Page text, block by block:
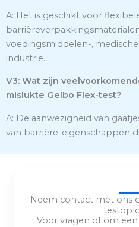
A: Het is geschikt voor
voedingsmiddelen-,
industrie.
V3: Wat zijn
mislukte Gelbo Flex-test?
A: De aanwezigheid van
van barrière-eigenschappen
Neem contact met ons
Voor vragen of om